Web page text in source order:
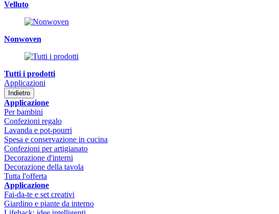
Velluto
Nonwoven
Tutti i prodotti
Applicazioni
Indietro
Applicazione
Per bambini
Confezioni regalo
Lavanda e pot-pourri
Spesa e conservazione in cucina
Confezioni per artigianato
Decorazione d'interni
Decorazione della tavola
Tutta l'offerta
Applicazione
Fai-da-te e set creativi
Giardino e piante da interno